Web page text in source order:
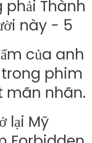
của anh
phim
mãn nhãn.
lại Mỹ